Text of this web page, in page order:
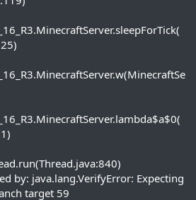
by: java.lang.VerifyError: Expecting
target 59